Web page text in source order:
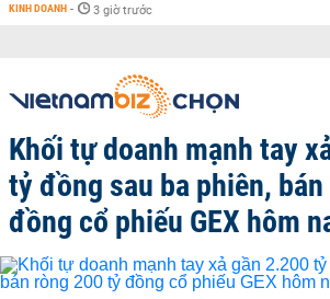
KINH DOANH - 3 giờ trước
Khối tự doanh mạnh tay
tỷ đồng sau ba phiên,
đồng cổ phiếu GEX hôm